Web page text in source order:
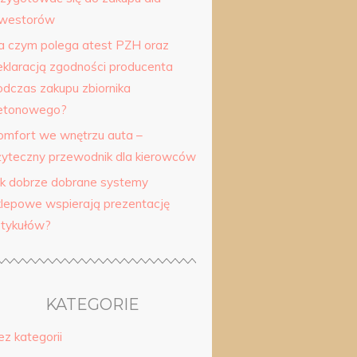
czym polega atest PZH oraz
zgodności producenta
zakupu zbiornika
we wnętrzu auta –
przewodnik dla kierowców
dobrze dobrane systemy
wspierają prezentację
KATEGORIE
kategorii